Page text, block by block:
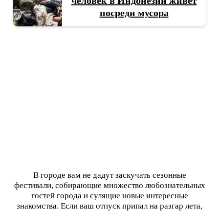
посреди мусора
В городе вам не дадут заскучать сезонные
фестивали, собирающие множество любознательных
гостей города и сулящие новые интересные
знакомства. Если ваш отпуск припал на разгар лета,